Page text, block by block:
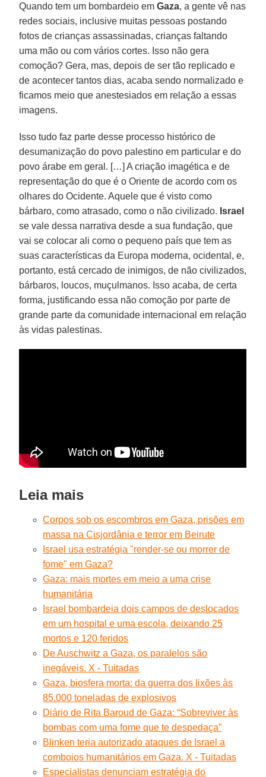
Quando tem um bombardeio emGaza, a gente vê nas
redes sociais, inclusive muitas pessoas postando
fotos de crianças assassinadas, crianças faltando
uma mão ou com vários cortes. Isso não gera
comoção? Gera, mas, depois de ser tão replicado e
de acontecer tantos dias, acaba sendo normalizado e
ficamos meio que anestesiados em relação a essas
imagens.
Isso tudo faz parte desse processo histórico de
desumanização do povo palestino em particular e do
povo árabe em geral. […] A criação imagética e de
representação do que é o Oriente de acordo com os
olhares do Ocidente. Aquele que é visto como
bárbaro, como atrasado, como o não civilizado. Israel
se vale dessa narrativa desde a sua fundação, que
vai se colocar ali como o pequeno país que tem as
suas características da Europa moderna, ocidental, e,
portanto, está cercado de inimigos, de não civilizados,
bárbaros, loucos, muçulmanos. Isso acaba, de certa
forma, justificando essa não comoção por parte de
grande parte da comunidade internacional em relação
às vidas palestinas.
Leia mais
Corpos sob os escombros em Gaza, prisões em
massa na Cisjordânia e terror em Beirute
Israel usa estratégia "render-se ou morrer de
fome" em Gaza?
Gaza: mais mortes em meio a uma crise
humanitária
Israel bombardeia dois campos de deslocados
em um hospital e uma escola, deixando 25
mortos e 120 feridos
De Auschwitz a Gaza, os paralelos são
inegáveis. X - Tuitadas
Gaza, biosfera morta: da guerra dos lixões às
85.000 toneladas de explosivos
Diário de Rita Baroud de Gaza: “Sobreviver às
bombas com uma fome que te despedaça”
Blinken teria autorizado ataques de Israel a
comboios humanitários em Gaza. X - Tuitadas
Especialistas denunciam estratégia do